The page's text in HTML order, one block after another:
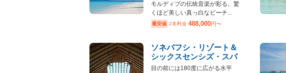
モルディブの伝統音楽が彩る。驚
くほど美しい真っ白なビーチ...
最安値 2名料金 488,000円〜
ソネバフシ・リゾート＆
シックスセンシズ・スパ
目の前には180度に広がる水平